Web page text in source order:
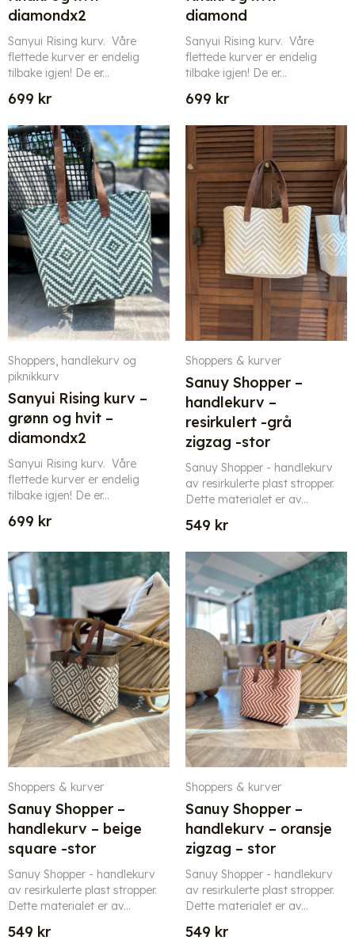
diamondx2
Sanyui Rising kurv. Våre
flettede kurver er endelig
tilbake igjen! De er...
699 kr
diamond
Sanyui Rising kurv. Våre
flettede kurver er endelig
tilbake igjen! De er...
699 kr
Shoppers, handlekurv og
piknikkurv
Sanyui Rising kurv –
grønn og hvit –
diamondx2
Sanyui Rising kurv. Våre
flettede kurver er endelig
tilbake igjen! De er...
699 kr
Shoppers & kurver
Sanuy Shopper –
handlekurv –
resirkulert -grå
zigzag -stor
Sanuy Shopper - handlekurv
av resirkulerte plast stropper.
Dette materialet er av...
549 kr
Shoppers & kurver
Sanuy Shopper –
handlekurv – beige
square -stor
Sanuy Shopper - handlekurv
av resirkulerte plast stropper.
Dette materialet er av...
549 kr
Shoppers & kurver
Sanuy Shopper –
handlekurv – oransje
zigzag – stor
Sanuy Shopper - handlekurv
av resirkulerte plast stropper.
Dette materialet er av...
549 kr